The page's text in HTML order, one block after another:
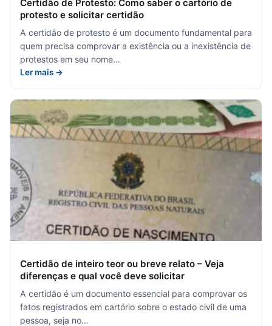
Certidão de Protesto: Como saber o cartório de
protesto e solicitar certidão
A certidão de protesto é um documento fundamental para
quem precisa comprovar a existência ou a inexistência de
protestos em seu nome…
Ler mais →
Certidão de inteiro teor ou breve relato – Veja
diferenças e qual você deve solicitar
A certidão é um documento essencial para comprovar os
fatos registrados em cartório sobre o estado civil de uma
pessoa, seja no…